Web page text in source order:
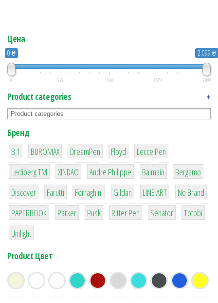
Цена
0 ₴ 2 099 ₴
0 525 1 050 1 574 2 099
Product categories +
Бренд
B 1
1
BUROMAX
1
DreamPen
2
Floyd
2
Lecce Pen
3
Lediberg ТМ
3
XINDAO
1
Andre Philippe
4
Balmain
26
Bergamo
64
Discover
299
Farutti
4
Ferraghini
42
Gildan
4
LINE ART
90
No Brand
8
PAPERBOOK
6
Parker
2
Pusk
22
Ritter Pen
15
Senator
43
Totobi
1
Unilight
Product Цвет